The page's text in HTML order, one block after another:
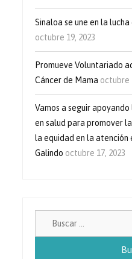
Sinaloa se une en la
octubre 19, 2023
Promueve Voluntariado
Cáncer de Mama octubre
Vamos a seguir
en salud para promover
la equidad en la atención
Galindo octubre 17, 2023